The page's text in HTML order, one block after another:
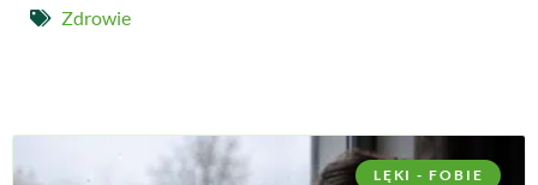
Zdrowie
LĘKI - FOBIE